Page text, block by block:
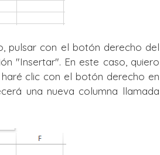
pulsar con el botón derecho del
"Insertar". En este caso, quiero
clic con el botón derecho en
una nueva columna llamada